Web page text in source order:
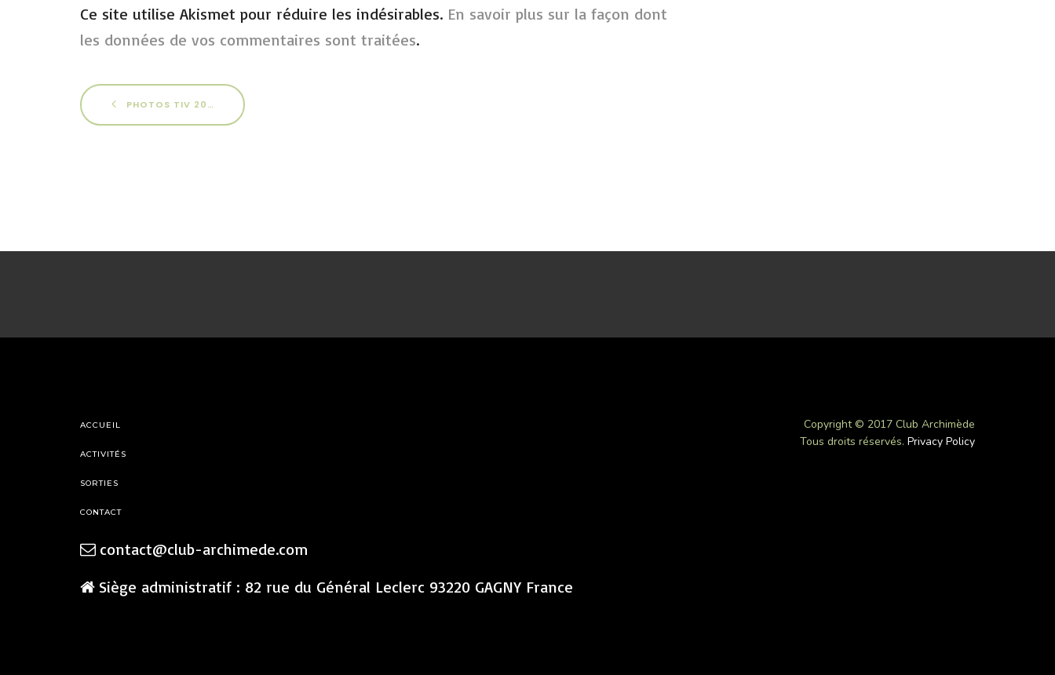
Ce site utilise Akismet pour réduire les indésirables. En savoir plus sur la façon dont
les données de vos commentaires sont traitées.
PHOTOS TIV 2017
ACCUEIL
ACTIVITÉS
SORTIES
CONTACT
contact@club-archimede.com
Siège administratif : 82 rue du Général Leclerc 93220 GAGNY France
Copyright © 2017 Club Archimède
Tous droits réservés. Privacy Policy